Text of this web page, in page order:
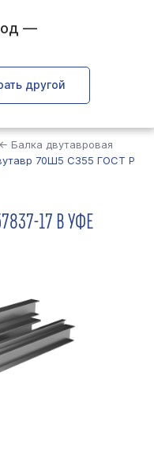
—
другой
← Балка двутавровая
70Ш5 С355 ГОСТ Р
17 В УФЕ